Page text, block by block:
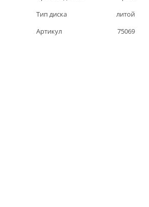
Тип диска
литой
Артикул
75069